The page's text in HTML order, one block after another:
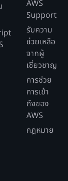
AWS
Support
รับความ
ช่วยเหลือ
จากผู้
เชี่ยวชาญ
การช่วย
การเข้า
ถึงของ
AWS
กฎหมาย